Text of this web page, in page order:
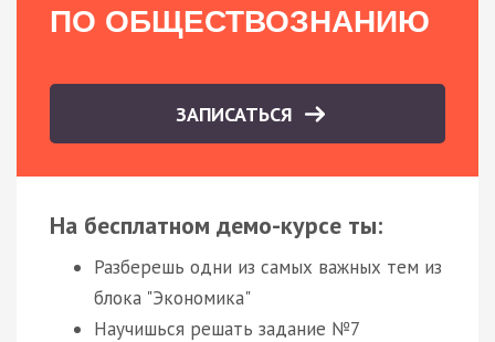
ПО ОБЩЕСТВОЗНАНИЮ
ЗАПИСАТЬСЯ
На бесплатном демо-курсе ты:
Разберешь одни из самых важных тем из
блока "Экономика"
Научишься решать задание №7